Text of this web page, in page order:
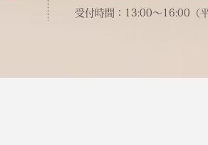
受付時間：13:00〜16:00（